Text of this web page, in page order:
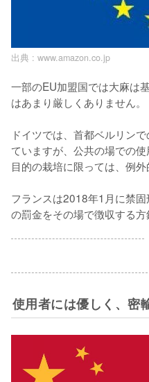
出典 : www.amazon.co.jp
一部のEU加盟国では大麻は
はあまり厳しくありません。
ドイツでは、首都ベルリン
ていますが、公共の場での
目的の栽培に限っては、例外
フランスは2018年1月に禁
の罰金をその場で徴収する方
使用者には優しく、密